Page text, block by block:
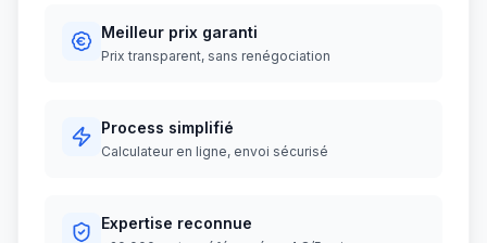
Meilleur prix garanti
Prix transparent, sans renégociation
Process simplifié
Calculateur en ligne, envoi sécurisé
Expertise reconnue